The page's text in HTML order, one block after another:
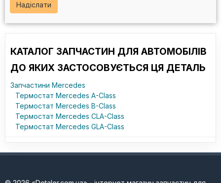
Надіслати
КАТАЛОГ ЗАПЧАСТИН ДЛЯ АВТОМОБІЛІВ
ДО ЯКИХ ЗАСТОСОВУЄТЬСЯ ЦЯ ДЕТАЛЬ
Запчастини Mercedes
Термостат Mercedes A-Class
Термостат Mercedes B-Class
Термостат Mercedes CLA-Class
Термостат Mercedes GLA-Class